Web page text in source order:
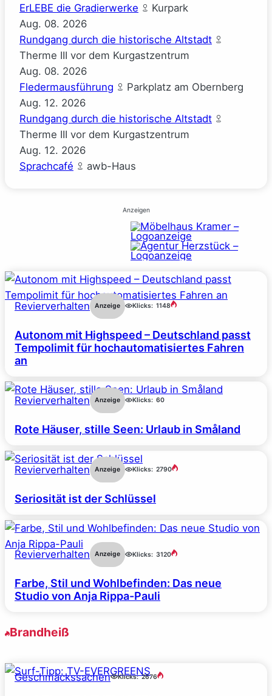
ErLEBE die Gradierwerke
Kurpark
Aug. 08. 2026
Rundgang durch die historische Altstadt
Therme III vor dem Kurgastzentrum
Aug. 08. 2026
Fledermausführung
Parkplatz am Obernberg
Aug. 12. 2026
Rundgang durch die historische Altstadt
Therme III vor dem Kurgastzentrum
Aug. 12. 2026
Sprachcafé
awb-Haus
Anzeigen
Revierverhalten Anzeige Klicks: 1148
Autonom mit Highspeed – Deutschland passt
Tempolimit für hochautomatisiertes Fahren
an
Revierverhalten Anzeige Klicks: 60
Rote Häuser, stille Seen: Urlaub in Småland
Revierverhalten Anzeige Klicks: 2790
Seriosität ist der Schlüssel
Revierverhalten Anzeige Klicks: 3120
Farbe, Stil und Wohlbefinden: Das neue
Studio von Anja Rippa-Pauli
Brandheiß
Geschmackssachen Klicks: 2676